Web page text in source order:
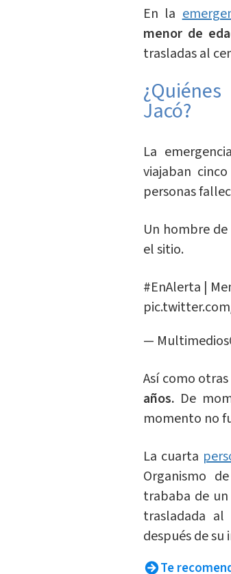
En la
menor de
trasladas al
Jacó?
La
viajaban
personas
Un hombre
el sitio.
#EnAlerta |
—
Así como
años. De
momento no
La cuarta
Organismo
trababa de
trasladada al
después de su
Te